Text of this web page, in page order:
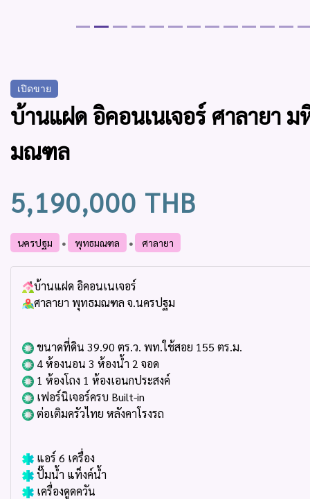
เปิดขาย
บ้านแฝด อิคอนเนเจอร์ ศาลายา
มณฑล
5,190,000 THB
นครปฐม พุทธมณฑล ศาลายา
บ้านแฝด อิคอนเนเจอร์
ศาลายา พุทธมณฑล จ.นครปฐม
ขนาดที่ดิน 39.90 ตร.ว. พท.ใช้สอย 155 ตร.ม.
4 ห้องนอน 3 ห้องน้ำ 2 จอด
1 ห้องโถง 1 ห้องเอนกประสงค์
เฟอร์นิเจอร์ครบ Built-in
ต่อเติมครัวไทย หลังคาโรงรถ
แอร์ 6 เครื่อง
ปั๊มน้ำ แท็งค์น้ำ
เครื่องดูดควัน